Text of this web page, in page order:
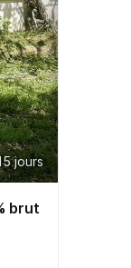
jours
brut